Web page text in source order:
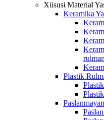
Xüsusi Material
Keramika
Plastik